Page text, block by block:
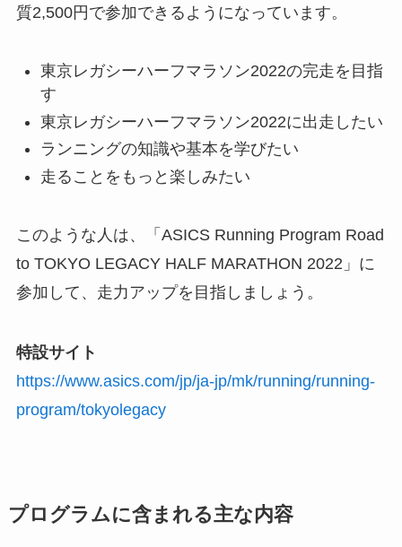
質2,500円で参加できるようになっています。
東京レガシーハーフマラソン2022の完走を目指
す
東京レガシーハーフマラソン2022に出走したい
ランニングの知識や基本を学びたい
走ることをもっと楽しみたい
このような人は、「ASICS Running Program Road
to TOKYO LEGACY HALF MARATHON 2022」に
参加して、走力アップを目指しましょう。
特設サイト
https://www.asics.com/jp/ja-jp/mk/running/running-
program/tokyolegacy
プログラムに含まれる主な内容